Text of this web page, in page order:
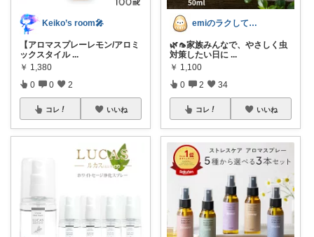
Keiko’s room🎤
【アロマスプレーレモン/アロミ
ックスタイル ...
￥ 1,380
0 0 2
コレ いいね
emiのラクしてキレイなアラカン生活
🌿🦟家族みんなで、やさしく虫
対策したい日に ...
￥ 1,100
0 2 34
コレ いいね